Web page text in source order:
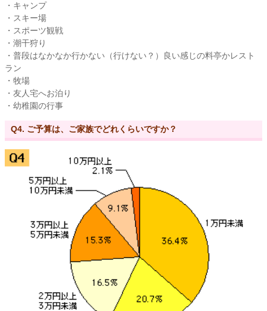
・キャンプ
・スキー場
・スポーツ観戦
・潮干狩り
・普段はなかなか行かない（行けない？）良い感じの料亭かレスト
ラン
・牧場
・友人宅へお泊り
・幼稚園の行事
Q4. ご予算は、ご家族でどれくらいですか？